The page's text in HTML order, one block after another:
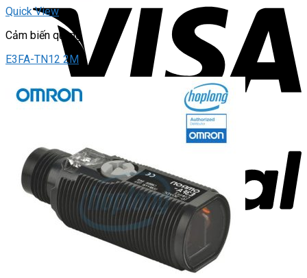
Quick View
Cảm biến quang
E3FA-TN12 2M